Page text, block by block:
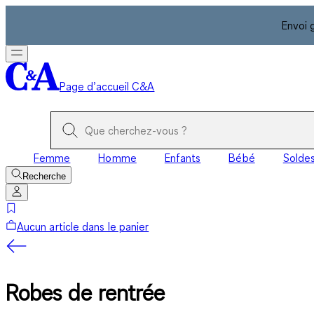
Envoi
Page d’accueil C&A
Femme Homme Enfants Bébé Soldes
Recherche
Aucun article dans le panier
Robes de rentrée